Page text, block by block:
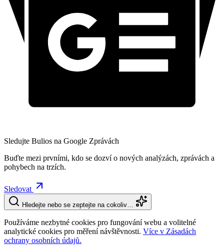
Sledujte Bulios na Google Zprávách
Buďte mezi prvními, kdo se dozví o nových analýzách, zprávách a
pohybech na trzích.
Sledovat
Hledejte nebo se zeptejte na cokoliv…
Používáme nezbytné cookies pro fungování webu a volitelné
analytické cookies pro měření návštěvnosti. Více v Zásadách
ochrany osobních údajů.